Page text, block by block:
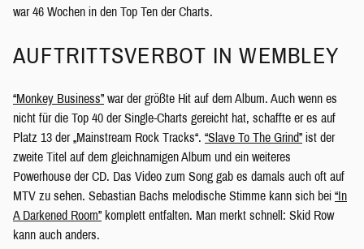
war 46 Wochen in den Top Ten der Charts.
AUFTRITTSVERBOT IN WEMBLEY
“Monkey Business” war der größte Hit auf dem Album. Auch wenn es
nicht für die Top 40 der Single-Charts gereicht hat, schaffte er es auf
Platz 13 der „Mainstream Rock Tracks“. “Slave To The Grind” ist der
zweite Titel auf dem gleichnamigen Album und ein weiteres
Powerhouse der CD. Das Video zum Song gab es damals auch oft auf
MTV zu sehen. Sebastian Bachs melodische Stimme kann sich bei “In
A Darkened Room” komplett entfalten. Man merkt schnell: Skid Row
kann auch anders.